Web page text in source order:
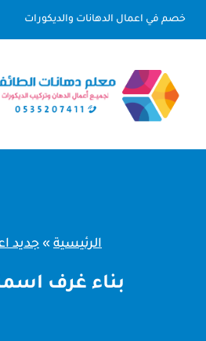
خصم في اعمال الدهانات والديكورات
الرئيسية » جديد
بناء غرف